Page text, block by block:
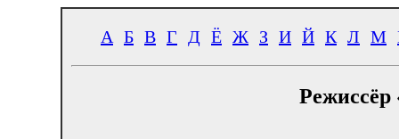
А Б В Г Д Ё Ж З И Й К Л М
Режиссёр